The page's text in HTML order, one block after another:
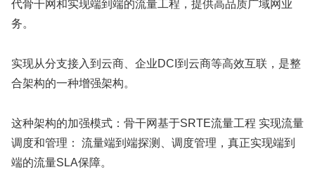
代骨干网和实现端到端的流量工程，提供高品质广域网业
务。
实现从分支接入到云商、企业DCI到云商等高效互联，是整
合架构的一种增强架构。
这种架构的加强模式：骨干网基于SRTE流量工程 实现流量
调度和管理： 流量端到端探测、调度管理，真正实现端到
端的流量SLA保障。